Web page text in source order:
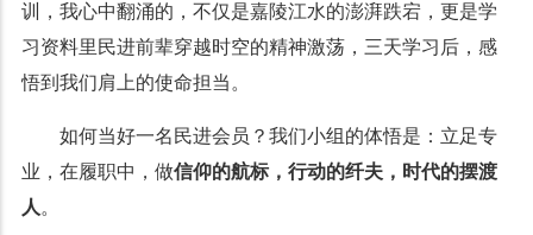
训，我心中翻涌的，不仅是嘉陵江水的澎湃跌宕，更是学
习资料里民进前辈穿越时空的精神激荡，三天学习后，感
悟到我们肩上的使命担当。
如何当好一名民进会员？我们小组的体悟是：立足专
业，在履职中，做信仰的航标， 行动的纤夫， 时代的摆渡
人 。